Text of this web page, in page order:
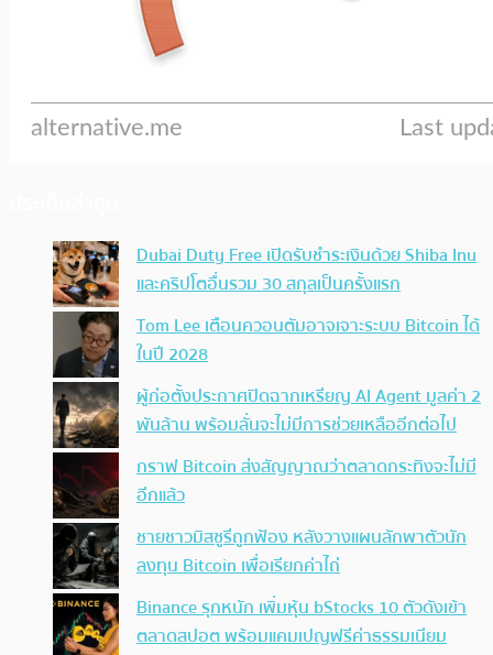
Dubai Duty Free เปิดรับชำระเงินด้วย Shiba Inu
และคริปโตอื่นรวม 30 สกุลเป็นครั้งแรก
Tom Lee เตือนควอนตัมอาจเจาะระบบ Bitcoin ได้
ในปี 2028
ผู้ก่อตั้งประกาศปิดฉากเหรียญ AI Agent มูลค่า 2
พันล้าน พร้อมลั่นจะไม่มีการช่วยเหลืออีกต่อไป
กราฟ Bitcoin ส่งสัญญาณว่าตลาดกระทิงจะไม่มี
อีกแล้ว
ชายชาวมิสซูรีถูกฟ้อง หลังวางแผนลักพาตัวนัก
ลงทุน Bitcoin เพื่อเรียกค่าไถ่
Binance รุกหนัก เพิ่มหุ้น bStocks 10 ตัวดังเข้า
ตลาดสปอต พร้อมแคมเปญฟรีค่าธรรมเนียม